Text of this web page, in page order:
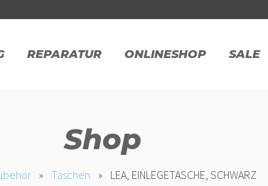
REPARATUR ONLINESHOP SALE
Shop
» Taschen » LEA, EINLEGETASCHE, SCHWARZ